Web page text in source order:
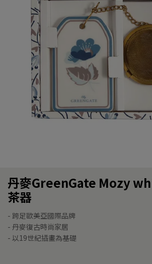
丹麥GreenGate Mozy
茶器
- 跨足歐美亞國際品牌
- 丹麥復古時尚家居
- 以19世紀插畫為基礎